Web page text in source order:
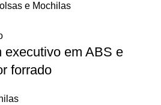
e Mochilas
executivo em ABS e
forrado